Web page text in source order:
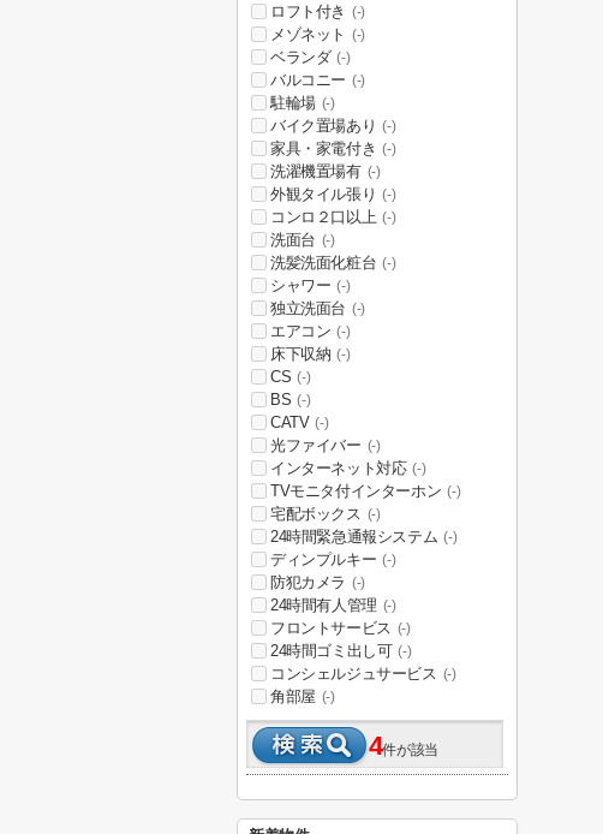
ロフト付き (-)
メゾネット (-)
ベランダ (-)
バルコニー (-)
駐輪場 (-)
バイク置場あり (-)
家具・家電付き (-)
洗濯機置場有 (-)
外観タイル張り (-)
コンロ２口以上 (-)
洗面台 (-)
洗髪洗面化粧台 (-)
シャワー (-)
独立洗面台 (-)
エアコン (-)
床下収納 (-)
CS (-)
BS (-)
CATV (-)
光ファイバー (-)
インターネット対応 (-)
TVモニタ付インターホン (-)
宅配ボックス (-)
24時間緊急通報システム (-)
ディンプルキー (-)
防犯カメラ (-)
24時間有人管理 (-)
フロントサービス (-)
24時間ゴミ出し可 (-)
コンシェルジュサービス (-)
角部屋 (-)
4件が該当